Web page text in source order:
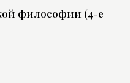
философии (4-е